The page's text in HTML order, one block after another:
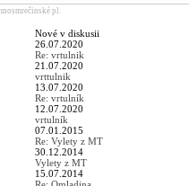
pl.
Nové v diskusii
26.07.2020
Re: vrtulnik
21.07.2020
vrttulnik
13.07.2020
Re: vrtulník
12.07.2020
vrtulník
07.01.2015
Re: Vylety z MT
30.12.2014
Vylety z MT
15.07.2014